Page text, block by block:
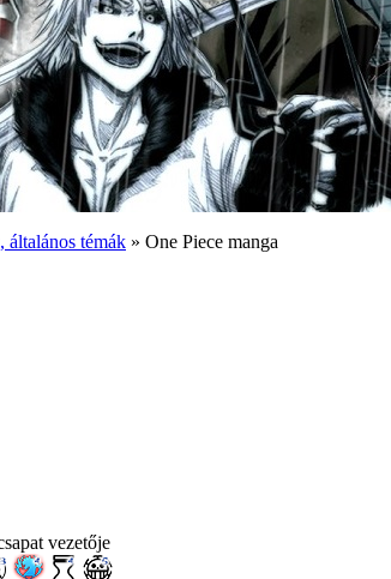
témák » One Piece manga
vezetője